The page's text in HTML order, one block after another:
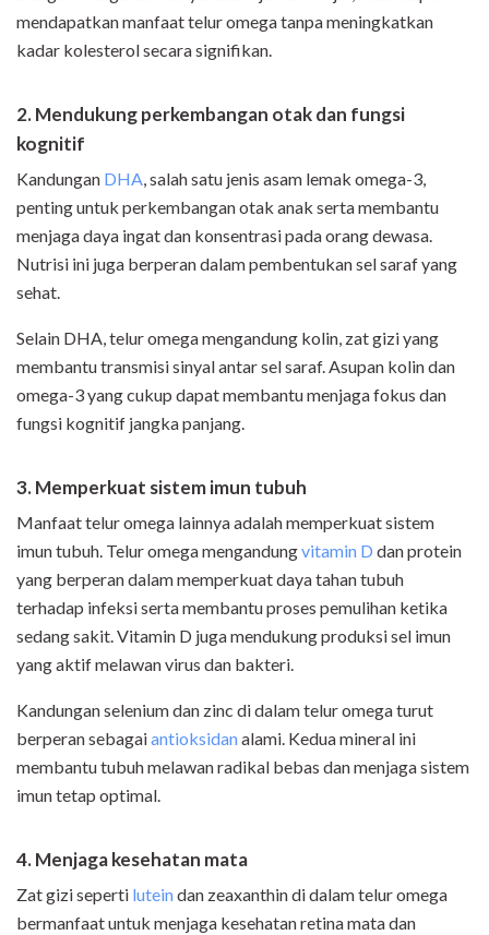
mendapatkan manfaat telur omega tanpa meningkatkan
kadar kolesterol secara signifikan.
2. Mendukung perkembangan otak dan fungsi
kognitif
Kandungan DHA, salah satu jenis asam lemak omega-3,
penting untuk perkembangan otak anak serta membantu
menjaga daya ingat dan konsentrasi pada orang dewasa.
Nutrisi ini juga berperan dalam pembentukan sel saraf yang
sehat.
Selain DHA, telur omega mengandung kolin, zat gizi yang
membantu transmisi sinyal antar sel saraf. Asupan kolin dan
omega-3 yang cukup dapat membantu menjaga fokus dan
fungsi kognitif jangka panjang.
3. Memperkuat sistem imun tubuh
Manfaat telur omega lainnya adalah memperkuat sistem
imun tubuh. Telur omega mengandungvitamin D dan protein
yang berperan dalam memperkuat daya tahan tubuh
terhadap infeksi serta membantu proses pemulihan ketika
sedang sakit. Vitamin D juga mendukung produksi sel imun
yang aktif melawan virus dan bakteri.
Kandungan selenium dan zinc di dalam telur omega turut
berperan sebagaiantioksidanalami. Kedua mineral ini
membantu tubuh melawan radikal bebas dan menjaga sistem
imun tetap optimal.
4. Menjaga kesehatan mata
Zat gizi seperti luteindan zeaxanthin di dalam telur omega
bermanfaat untuk menjaga kesehatan retina mata dan